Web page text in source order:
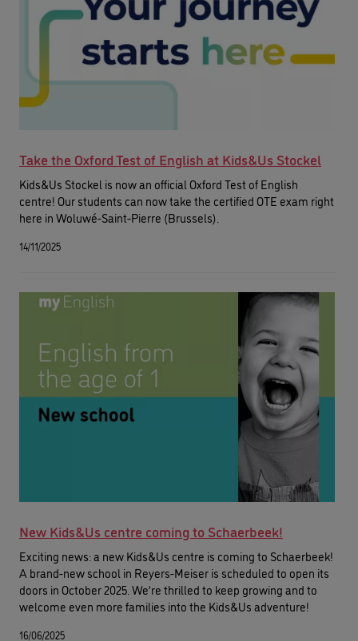
Take the Oxford Test of English at Kids&Us Stockel
Kids&Us Stockel is now an official Oxford Test of English
centre! Our students can now take the certified OTE exam right
here in Woluwé-Saint-Pierre (Brussels).
14/11/2025
New Kids&Us centre coming to Schaerbeek!
Exciting news: a new Kids&Us centre is coming to Schaerbeek!
A brand-new school in Reyers-Meiser is scheduled to open its
doors in October 2025. We’re thrilled to keep growing and to
welcome even more families into the Kids&Us adventure!
16/06/2025